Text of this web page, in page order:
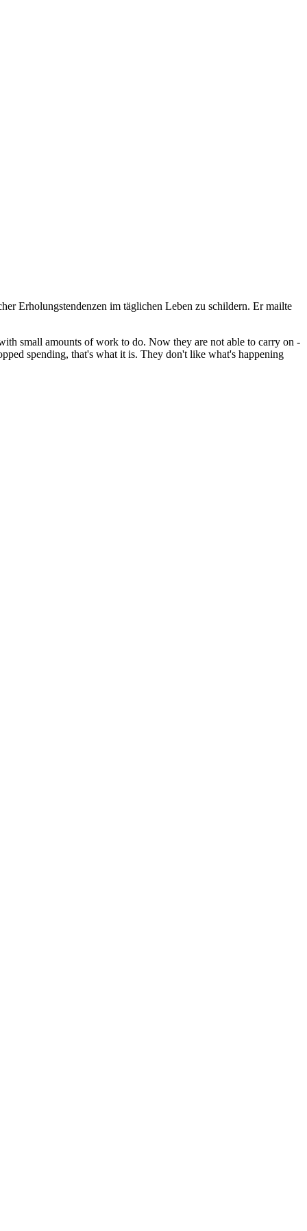
Erholungstendenzen im täglichen Leben zu schildern. Er mailte
small amounts of work to do. Now they are not able to carry on -
spending, that's what it is. They don't like what's happening